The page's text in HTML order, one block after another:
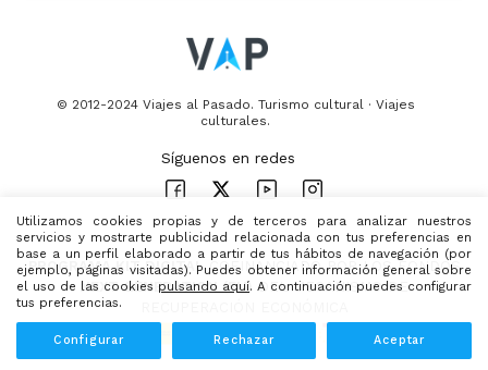
Utilizamos cookies propias y de terceros para analizar nuestros
servicios y mostrarte publicidad relacionada con tus preferencias en
base a un perfil elaborado a partir de tus hábitos de navegación (por
ejemplo, páginas visitadas). Puedes obtener información general sobre
el uso de las cookies pulsando aquí. A continuación puedes configurar
tus preferencias.
Configurar Rechazar Aceptar
© 2012-2024 Viajes al Pasado. Turismo cultural · Viajes
culturales.
PROGRAMA KIT DIGITALCOFINANCIADO POR LOS FONDOS
NEXT GENERATION (EU) DEL MECANISMO DE